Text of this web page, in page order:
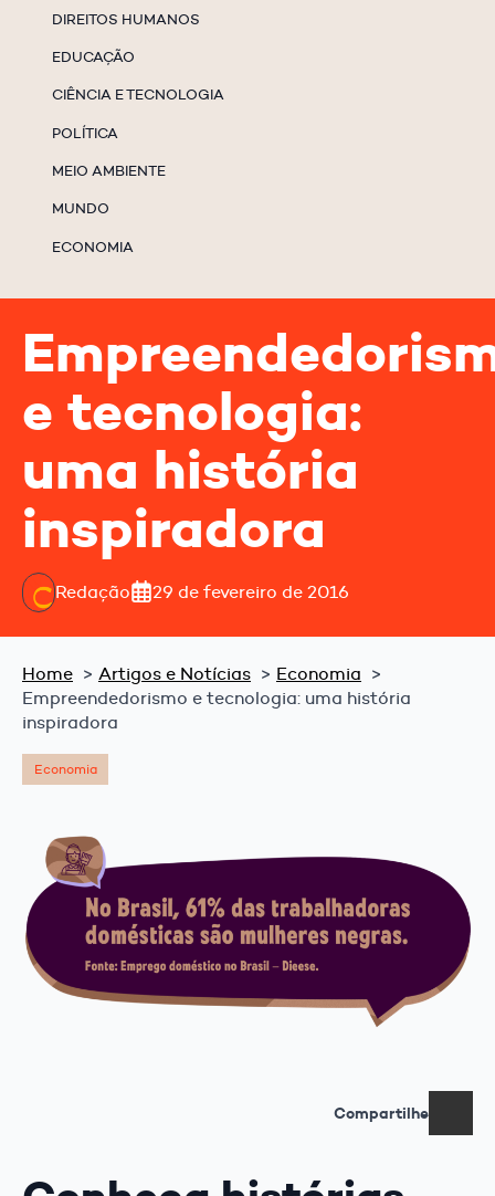
DIREITOS HUMANOS
EDUCAÇÃO
CIÊNCIA E TECNOLOGIA
POLÍTICA
MEIO AMBIENTE
MUNDO
ECONOMIA
e tecnologia:
uma história
inspiradora
Redação 29 de fevereiro de 2016
Home Artigos e Notícias
Economia
Empreendedorismo e tecnologia: uma história
inspiradora
Economia
Compartilhe